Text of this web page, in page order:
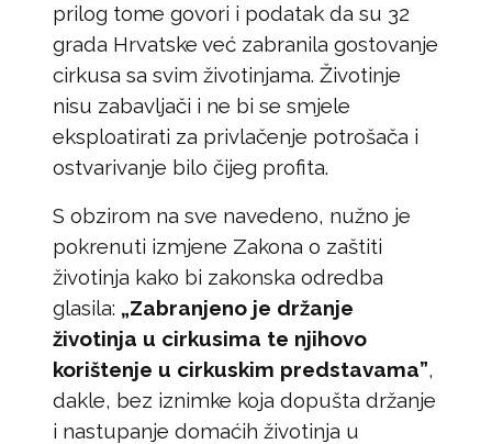
prilog tome govori i podatak da su 32
grada Hrvatske već zabranila gostovanje
cirkusa sa svim životinjama. Životinje
nisu zabavljači i ne bi se smjele
eksploatirati za privlačenje potrošača i
ostvarivanje bilo čijeg profita.
S obzirom na sve navedeno, nužno je
pokrenuti izmjene Zakona o zaštiti
životinja kako bi zakonska odredba
glasila: „Zabranjeno je držanje
životinja u cirkusima te njihovo
korištenje u cirkuskim predstavama”,
dakle, bez iznimke koja dopušta držanje
i nastupanje domaćih životinja u